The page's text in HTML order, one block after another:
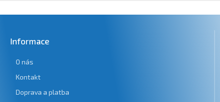
Informace
O nás
Kontakt
Doprava a platba